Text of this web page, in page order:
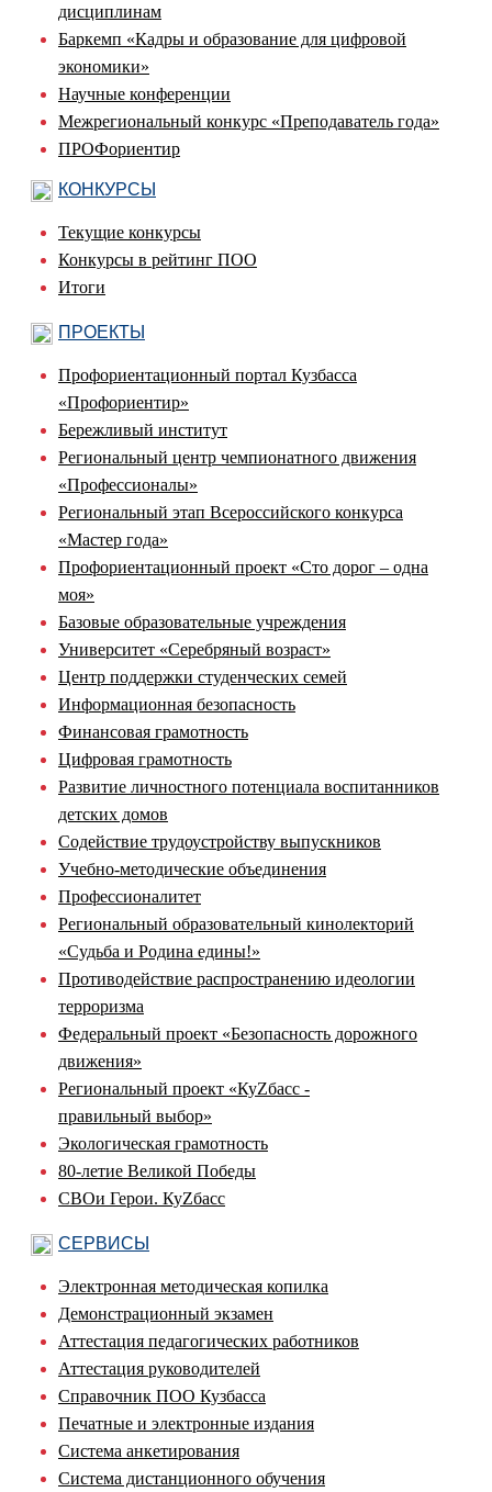
дисциплинам
Баркемп «Кадры и образование для цифровой
экономики»
Научные конференции
Межрегиональный конкурс «Преподаватель года»
ПРОФориентир
КОНКУРСЫ
Текущие конкурсы
Конкурсы в рейтинг ПОО
Итоги
ПРОЕКТЫ
Профориентационный портал Кузбасса
«Профориентир»
Бережливый институт
Региональный центр чемпионатного движения
«Профессионалы»
Региональный этап Всероссийского конкурса
«Мастер года»
Профориентационный проект «Сто дорог – одна
моя»
Базовые образовательные учреждения
Университет «Серебряный возраст»
Центр поддержки студенческих семей
Информационная безопасность
Финансовая грамотность
Цифровая грамотность
Развитие личностного потенциала воспитанников
детских домов
Содействие трудоустройству выпускников
Учебно-методические объединения
Профессионалитет
Региональный образовательный кинолекторий
«Судьба и Родина едины!»
Противодействие распространению идеологии
терроризма
Федеральный проект «Безопасность дорожного
движения»
Региональный проект «КуZбасс -
правильный выбор»
Экологическая грамотность
80-летие Великой Победы
СВОи Герои. КуZбасс
СЕРВИСЫ
Электронная методическая копилка
Демонстрационный экзамен
Аттестация педагогических работников
Аттестация руководителей
Справочник ПОО Кузбасса
Печатные и электронные издания
Система анкетирования
Система дистанционного обучения